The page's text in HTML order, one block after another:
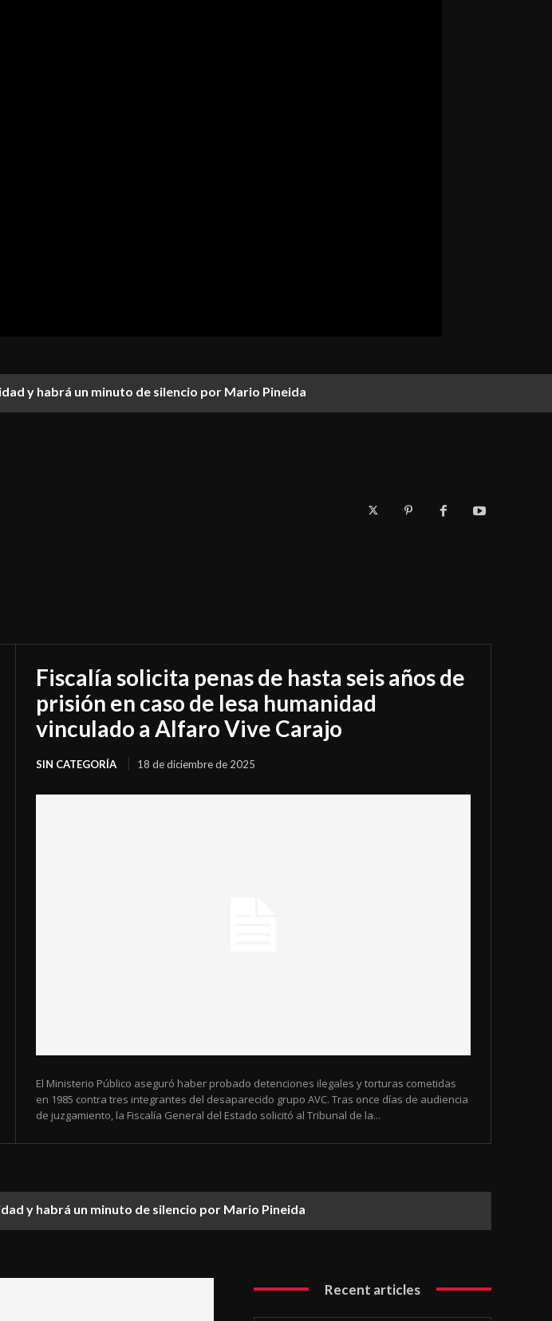
y habrá un minuto de silencio por Mario Pineida
Fiscalía solicita penas de hasta seis años de
prisión en caso de lesa humanidad
vinculado a Alfaro Vive Carajo
SIN CATEGORÍA 18 de diciembre de 2025
El Ministerio Público aseguró haber probado detenciones ilegales y torturas cometidas
en 1985 contra tres integrantes del desaparecido grupo AVC. Tras once días de audiencia
de juzgamiento, la Fiscalía General del Estado solicitó al Tribunal de la...
y habrá un minuto de silencio por Mario Pineida
Recent articles